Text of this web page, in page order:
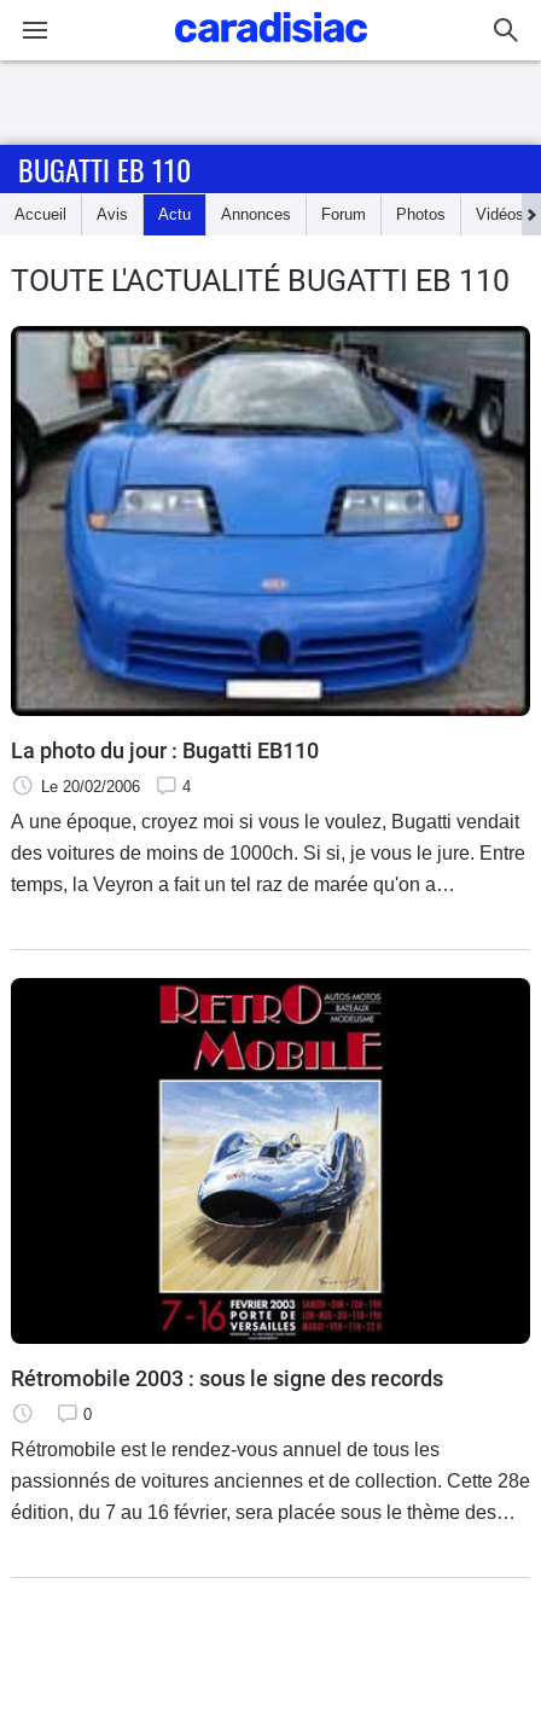
Accueil
Essais
d'achat
Electriques
Utilitaires
Flottes
Services
Forum
Moto
Marques
BUGATTI EB 110
Accueil Avis Actu Annonces Forum Photos Vidéos
TOUTE L'ACTUALITÉ BUGATTI EB 110
La photo du jour : Bugatti EB110
Le 20/02/2006 4
A une époque, croyez moi si vous le voulez, Bugatti vendait
des voitures de moins de 1000ch. Si si, je vous le jure. Entre
temps, la Veyron a fait un tel raz de marée qu'on a
Rétromobile 2003 : sous le signe des records
0
Rétromobile est le rendez-vous annuel de tous les
passionnés de voitures anciennes et de collection. Cette 28e
édition, du 7 au 16 février, sera placée sous le thème des
bolides qui ont